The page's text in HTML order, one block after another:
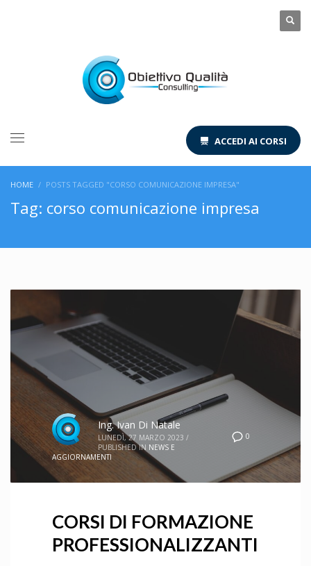
ACCEDI AI CORSI
HOME POSTS TAGGED "CORSO COMUNICAZIONE IMPRESA"
Tag: corso comunicazione impresa
0
Ing. Ivan Di Natale
LUNEDÌ, 27 MARZO 2023 /
PUBLISHED IN NEWS E
AGGIORNAMENTI
CORSI DI FORMAZIONE
PROFESSIONALIZZANTI